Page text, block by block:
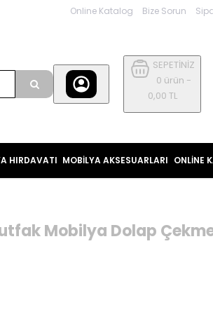
Online Katalog Bize Sorun
SEPETİNİZ
0 ürün -
0,00 TL
ONLINE
MOBİLYA AKSESUARLARI
HIRDAVATI
Mobilya Dolap